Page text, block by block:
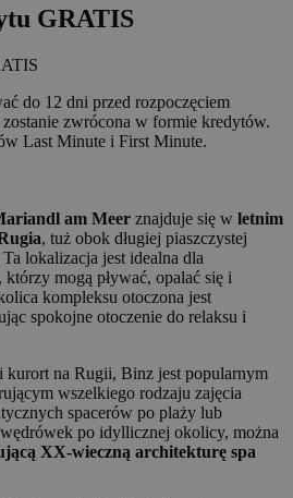
GRATIS
do 12 dni przed rozpoczęciem
zostanie zwrócona w formie kredytów.
Last Minute i First Minute.
am Meer znajduje się w letnim
, tuż obok długiej piaszczystej
lokalizacja jest idealna dla
którzy mogą pływać, opalać się i
kompleksu otoczona jest
spokojne otoczenie do relaksu i
kurort na Rugii, Binz jest popularnym
wszelkiego rodzaju zajęcia
spacerów po plaży lub
po idyllicznej okolicy, można
XX-wieczną architekturę spa